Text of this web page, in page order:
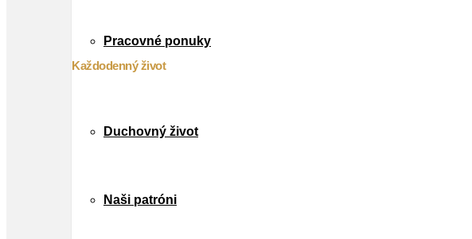
Pracovné ponuky
Každodenný život
Duchovný život
Naši patróni